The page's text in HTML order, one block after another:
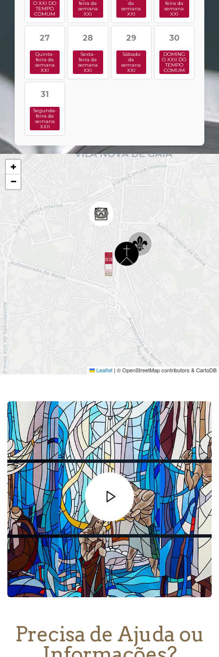
O XXI DO
TEMPO
COMUM
feira da
semana
XXI
da
semana
XXI
feira da
semana
XXI
27
Quinta-
feira da
semana
XXI
28
Sexta-
feira da
semana
XXI
29
Sábado
da
semana
XXI
30
DOMING
O XXII DO
TEMPO
COMUM
31
Segunda-
feira da
semana
XXII
+
−
Leaflet | © OpenStreetMap contributors & CartoDB
Precisa de Ajuda ou